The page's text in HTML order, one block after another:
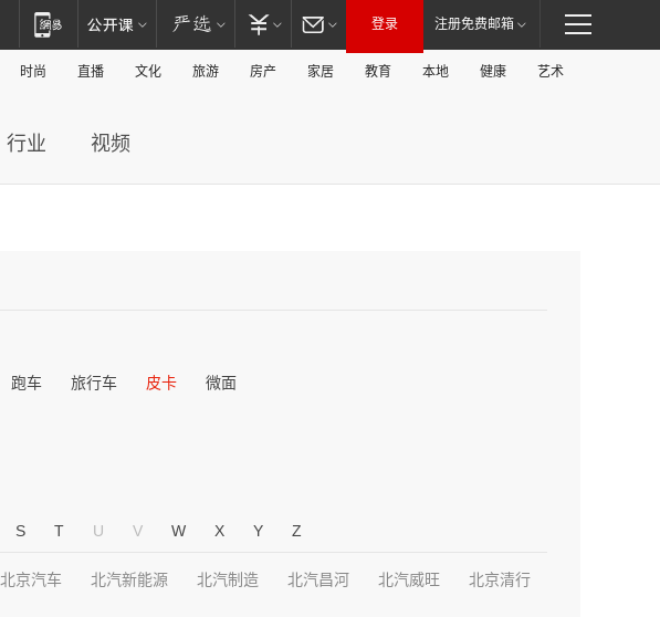
登录 注册免费邮箱
时尚 直播 文化 旅游 房产 家居 教育 本地 健康 艺术
行业 视频
跑车 旅行车 皮卡 微面
S T U V W X Y Z
北京汽车 北汽新能源 北汽制造 北汽昌河 北汽威旺 北京清行